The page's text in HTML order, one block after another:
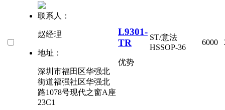
联系人：
赵经理
地址：
深圳市福田区华强北
街道福强社区华强北
路1078号现代之窗A座
23C1
L9301-
TR
优势
ST/意法
HSSOP-36
6000